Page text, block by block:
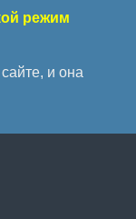
режим
и она